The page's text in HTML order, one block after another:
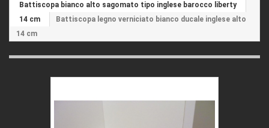
Battiscopa bianco alto sagomato tipo inglese barocco liberty
14 cm
Battiscopa legno verniciato bianco ducale inglese alto
14 cm